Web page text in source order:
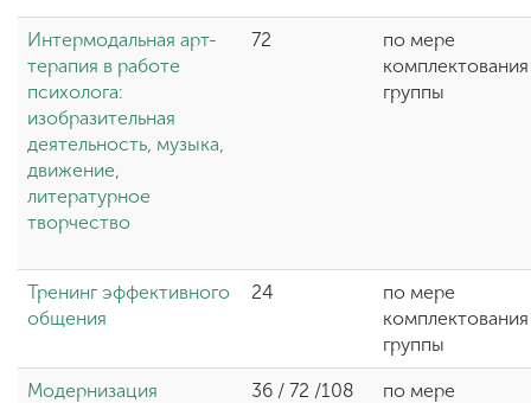
Интермодальная арт-
терапия в работе
психолога:
изобразительная
деятельность, музыка,
движение,
литературное
творчество
72
по мере
комплектования
группы
Тренинг эффективного
общения
24
по мере
комплектования
группы
Модернизация
36 / 72 /108
по мере